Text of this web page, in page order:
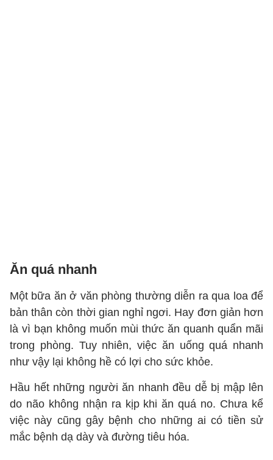
Ăn quá nhanh
Một bữa ăn ở văn phòng thường diễn ra qua loa để
bản thân còn thời gian nghỉ ngơi. Hay đơn giản hơn
là vì bạn không muốn mùi thức ăn quanh quẩn mãi
trong phòng. Tuy nhiên, việc ăn uống quá nhanh
như vậy lại không hề có lợi cho sức khỏe.
Hầu hết những người ăn nhanh đều dễ bị mập lên
do não không nhận ra kịp khi ăn quá no. Chưa kể
việc này cũng gây bệnh cho những ai có tiền sử
mắc bệnh dạ dày và đường tiêu hóa.